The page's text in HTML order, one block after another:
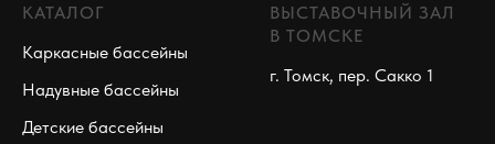
КАТАЛОГ
Каркасные бассейны
Надувные бассейны
Детские бассейны
ВЫСТАВОЧНЫЙ ЗАЛ
В ТОМСКЕ
г. Томск, пер. Сакко 1